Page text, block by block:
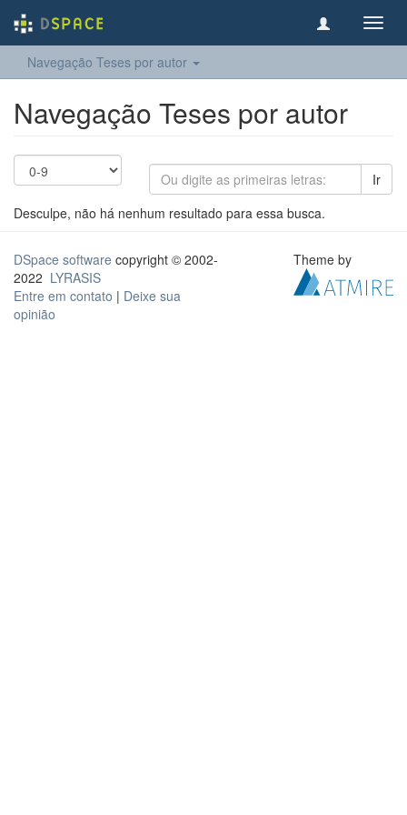
Navegação Teses por autor
Navegação Teses por autor
Ir
Desculpe, não há nenhum resultado para essa busca.
DSpace software copyright © 2002-
2022 LYRASIS
Entre em contato | Deixe sua
opinião
Theme by